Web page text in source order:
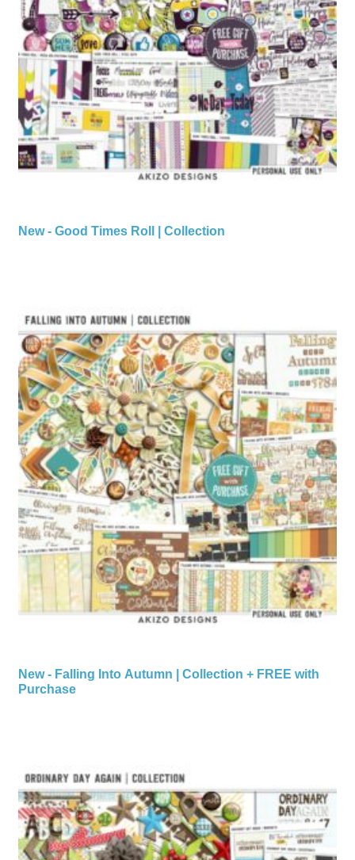
New - Good Times Roll | Collection
New - Falling Into Autumn | Collection + FREE with
Purchase